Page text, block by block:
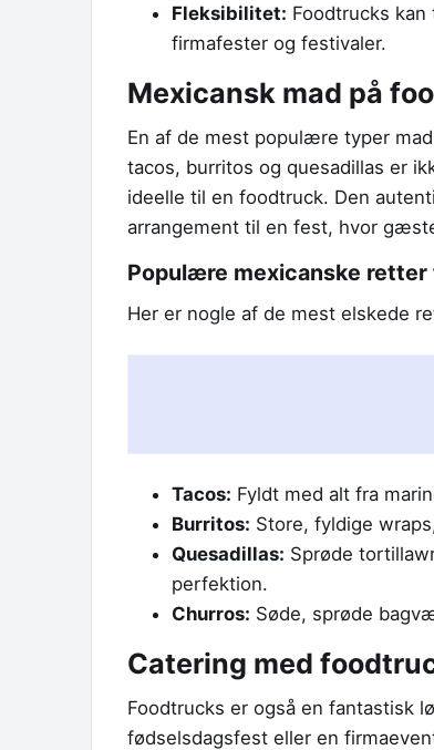
Fleksibilitet: Foodtrucks
firmafester og festivaler.
Mexicansk mad på
En af de mest populære typer
tacos, burritos og quesadillas er
ideelle til en foodtruck. Den
arrangement til en fest, hvor
Populære mexicanske
Her er nogle af de mest elskede
Tacos: Fyldt med alt fra
Burritos: Store, fyldige
Quesadillas: Sprøde
perfektion.
Churros: Søde, sprøde
Catering med
Foodtrucks er også en fantastisk
fødselsdagsfest eller en